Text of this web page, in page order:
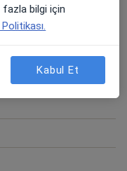
fazla bilgi için
Kabul Et